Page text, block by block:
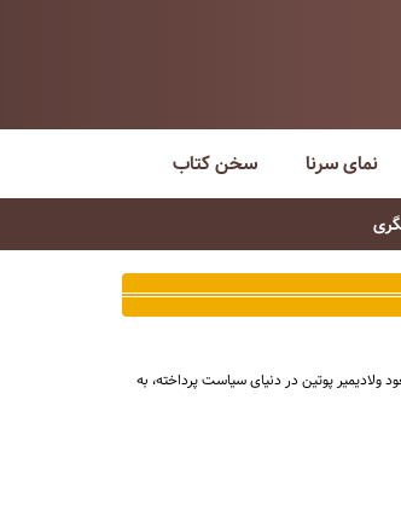
نمای سرنا سخن کتاب
ولادیمیر پوتین در دنیای سیاست پرداخته، به